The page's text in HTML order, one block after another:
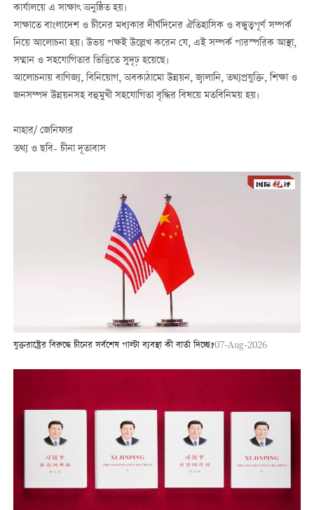
কার্যালয়ে এ সাক্ষাৎ অনুষ্ঠিত হয়।
সাক্ষাতে বাংলাদেশ ও চীনের মধ্যকার দীর্ঘদিনের ঐতিহাসিক ও বন্ধুত্বপূর্ণ সম্পর্ক
নিয়ে আলোচনা হয়। উভয় পক্ষই উল্লেখ করেন যে, এই সম্পর্ক পারস্পরিক আস্থা,
সম্মান ও সহযোগিতার ভিত্তিতে সুদৃঢ় হয়েছে।
আলোচনায় বাণিজ্য, বিনিয়োগ, অবকাঠামো উন্নয়ন, জ্বালানি, তথ্যপ্রযুক্তি, শিক্ষা ও
জনসম্পদ উন্নয়নসহ বহুমুখী সহযোগিতা বৃদ্ধির বিষয়ে মতবিনিময় হয়।
নাহার/ জেনিফার
তথ্য ও ছবি- চীনা দূতাবাস
যুক্তরাষ্ট্রের বিরুদ্ধে চীনের সর্বশেষ পাল্টা ব্যবস্থা কী বার্তা দিচ্ছে?07-Aug-2026